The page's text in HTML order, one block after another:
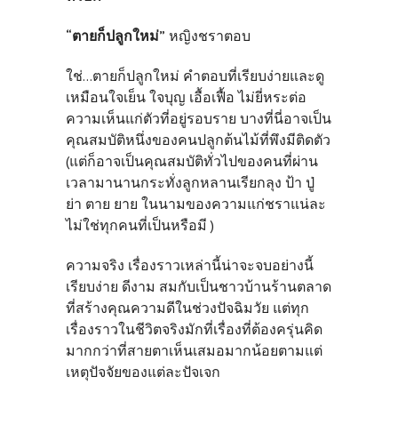
“ตายก็ปลูกใหม่” หญิงชราตอบ
ใช่...ตายก็ปลูกใหม่ คำตอบที่เรียบง่ายและดู
เหมือนใจเย็น ใจบุญ เอื้อเฟื้อ ไม่ยี่หระต่อ
ความเห็นแก่ตัวที่อยู่รอบราย บางที่นี่อาจเป็น
คุณสมบัติหนึ่งของคนปลูกต้นไม้ที่พึงมีติดตัว
(แต่ก็อาจเป็นคุณสมบัติทั่วไปของคนที่ผ่าน
เวลามานานกระทั่งลูกหลานเรียกลุง ป้า ปู่
ย่า ตาย ยาย ในนามของความแก่ชราแน่ละ
ไม่ใช่ทุกคนที่เป็นหรือมี )
ความจริง เรื่องราวเหล่านี้น่าจะจบอย่างนี้
เรียบง่าย ดีงาม สมกับเป็นชาวบ้านร้านตลาด
ที่สร้างคุณความดีในช่วงปัจฉิมวัย แต่ทุก
เรื่องราวในชีวิตจริงมักที่เรื่องที่ต้องครุ่นคิด
มากกว่าที่สายตาเห็นเสมอมากน้อยตามแต่
เหตุปัจจัยของแต่ละปัจเจก